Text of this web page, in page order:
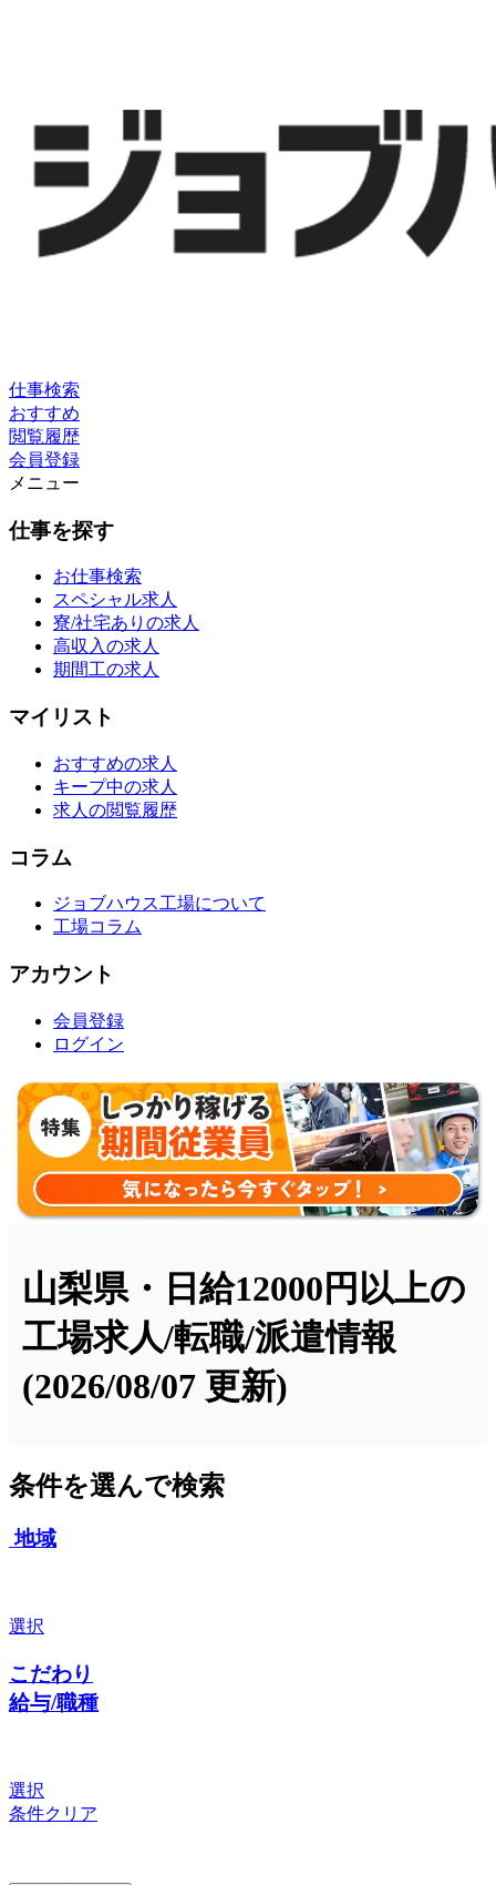
仕事検索
おすすめ
閲覧履歴
会員登録
メニュー
仕事を探す
お仕事検索
スペシャル求人
寮/社宅ありの求人
高収入の求人
期間工の求人
マイリスト
おすすめの求人
キープ中の求人
求人の閲覧履歴
コラム
ジョブハウス工場について
工場コラム
アカウント
会員登録
ログイン
山梨県・日給12000円以上の
工場求人/転職/派遣情報
(2026/08/07 更新)
条件を選んで検索
地域
選択
こだわり
給与/職種
選択
条件クリア